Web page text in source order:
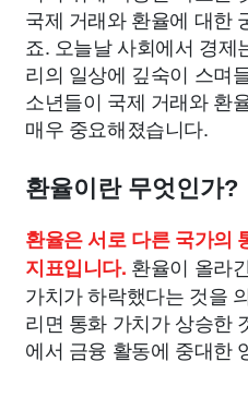
국제 거래와 환율에 대한
죠. 오늘날 사회에서 경제
리의 일상에 깊숙이 스며
소년들이 국제 거래와 환
매우 중요해졌습니다.
환율이란 무엇인가?
환율은 서로 다른 국가의
지표입니다. 환율이 올라
가치가 하락했다는 것을
리면 통화 가치가 상승한
에서 금융 활동에 중대한